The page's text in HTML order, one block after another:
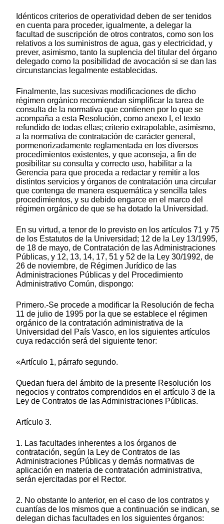
Idénticos criterios de operatividad deben de ser tenidos
en cuenta para proceder, igualmente, a delegar la
facultad de suscripción de otros contratos, como son los
relativos a los suministros de agua, gas y electricidad, y
prever, asimismo, tanto la suplencia del titular del órgano
delegado como la posibilidad de avocación si se dan las
circunstancias legalmente establecidas.
Finalmente, las sucesivas modificaciones de dicho
régimen orgánico recomiendan simplificar la tarea de
consulta de la normativa que contienen por lo que se
acompaña a esta Resolución, como anexo I, el texto
refundido de todas ellas; criterio extrapolable, asimismo,
a la normativa de contratación de carácter general,
pormenorizadamente reglamentada en los diversos
procedimientos existentes, y que aconseja, a fin de
posibilitar su consulta y correcto uso, habilitar a la
Gerencia para que proceda a redactar y remitir a los
distintos servicios y órganos de contratación una circular
que contenga de manera esquemática y sencilla tales
procedimientos, y su debido engarce en el marco del
régimen orgánico de que se ha dotado la Universidad.
En su virtud, a tenor de lo previsto en los artículos 71 y 75
de los Estatutos de la Universidad; 12 de la Ley 13/1995,
de 18 de mayo, de Contratación de las Administraciones
Públicas, y 12, 13, 14, 17, 51 y 52 de la Ley 30/1992, de
26 de noviembre, de Régimen Jurídico de las
Administraciones Públicas y del Procedimiento
Administrativo Común, dispongo:
Primero.-Se procede a modificar la Resolución de fecha
11 de julio de 1995 por la que se establece el régimen
orgánico de la contratación administrativa de la
Universidad del País Vasco, en los siguientes artículos
cuya redacción será del siguiente tenor:
«Artículo 1, párrafo segundo.
Quedan fuera del ámbito de la presente Resolución los
negocios y contratos comprendidos en el artículo 3 de la
Ley de Contratos de las Administraciones Públicas.
Artículo 3.
1. Las facultades inherentes a los órganos de
contratación, según la Ley de Contratos de las
Administraciones Públicas y demás normativas de
aplicación en materia de contratación administrativa,
serán ejercitadas por el Rector.
2. No obstante lo anterior, en el caso de los contratos y
cuantías de los mismos que a continuación se indican, se
delegan dichas facultades en los siguientes órganos: